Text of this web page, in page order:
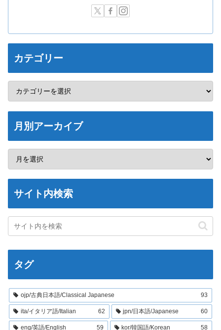
カテゴリー
月別アーカイブ
サイト内検索
タグ
ojp/古典日本語/Classical Japanese 93
ita/イタリア語/Italian 62 jpn/日本語/Japanese 60
eng/英語/English 59 kor/韓国語/Korean 58